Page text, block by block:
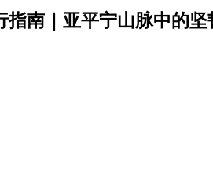
南｜亚平宁山脉中的